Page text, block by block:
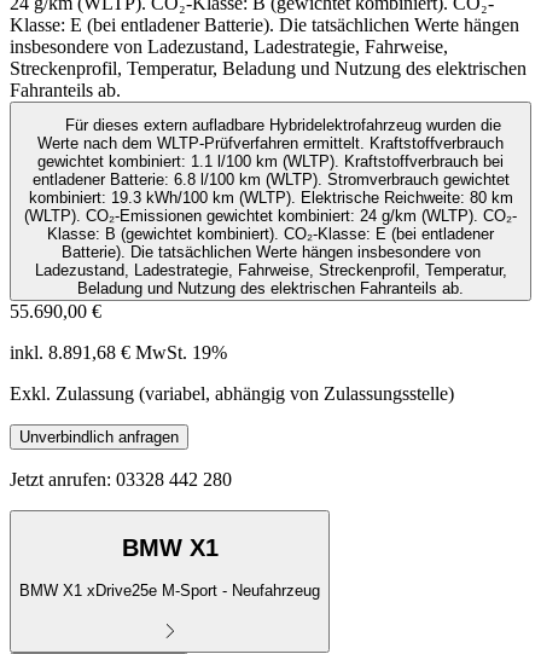
Klasse: E (bei entladener Batterie). Die tatsächlichen Werte hängen
insbesondere von Ladezustand, Ladestrategie, Fahrweise,
Streckenprofil, Temperatur, Beladung und Nutzung des elektrischen
Fahranteils ab.
Für dieses extern aufladbare Hybridelektrofahrzeug wurden die
Werte nach dem WLTP-Prüfverfahren ermittelt. Kraftstoffverbrauch
gewichtet kombiniert: 1.1 l/100 km (WLTP). Kraftstoffverbrauch bei
entladener Batterie: 6.8 l/100 km (WLTP). Stromverbrauch gewichtet
kombiniert: 19.3 kWh/100 km (WLTP). Elektrische Reichweite: 80 km
(WLTP). CO₂-Emissionen gewichtet kombiniert: 24 g/km (WLTP). CO₂-
Klasse: B (gewichtet kombiniert). CO₂-Klasse: E (bei entladener
Batterie). Die tatsächlichen Werte hängen insbesondere von
Ladezustand, Ladestrategie, Fahrweise, Streckenprofil, Temperatur,
Beladung und Nutzung des elektrischen Fahranteils ab.
55.690,00 €
inkl. 8.891,68 € MwSt. 19%
Exkl. Zulassung (variabel, abhängig von Zulassungsstelle)
Unverbindlich anfragen
Jetzt anrufen: 03328 442 280
BMW X1
BMW X1 xDrive25e M-Sport - Neufahrzeug